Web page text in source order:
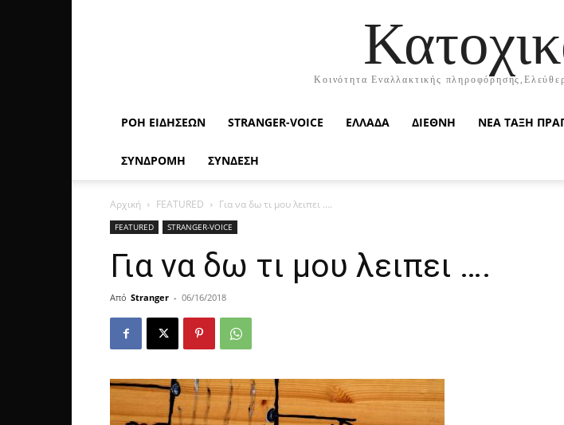
Κοινότητα Εναλλακτικής
ΡΟΉ ΕΙΔΉΣΕΩΝ STRANGER-VOICE ΕΛΛΑΔΑ ΔΙΕΘΝΗ ΝΕΑ ΤΑΞΗ
ΣΥΝΔΡΟΜΗ ΣΥΝΔΕΣΗ
Αρχική FEATURED Για να δω τι μου λειπει ….
FEATURED STRANGER-VOICE
Για να δω τι μου λειπει ….
Από Stranger - 06/16/2018